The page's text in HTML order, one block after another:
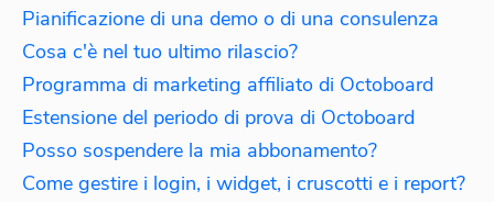
Pianificazione di una demo o di una consulenza
Cosa c'è nel tuo ultimo rilascio?
Programma di marketing affiliato di Octoboard
Estensione del periodo di prova di Octoboard
Posso sospendere la mia abbonamento?
Come gestire i login, i widget, i cruscotti e i report?